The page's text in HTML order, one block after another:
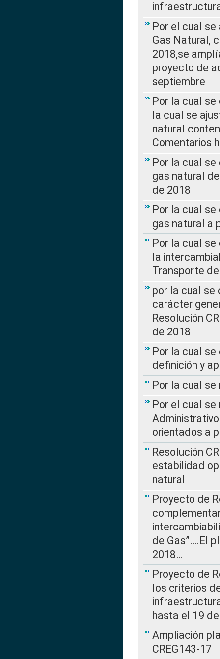
Por el cual
Gas Natural,
2018,se
proyecto de
septiembre
Por la cual se
la cual se
natural
Comentarios
Por la cual
gas natural
de 2018
Por la cual
gas natural a
Por la cual
la
Transporte
por la cual se
carácter
Resolución
de 2018
Por la cual
definición y
Por la cual
Por el cual
orientados a
Resolución
estabilidad
natural
Proyecto de
de Gas”….El
2018…
Proyecto de
los criterios
hasta el 19
Ampliación
CREG143-17